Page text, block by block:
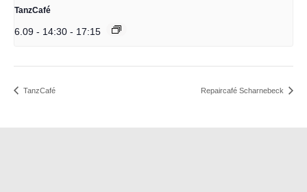
TanzCafé
6.09 - 14:30 - 17:15
TanzCafé Repaircafé Scharnebeck